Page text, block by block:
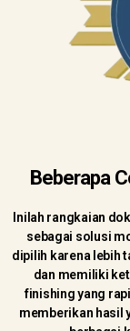
Beberapa
Inilah rangkaian
sebagai solusi
dipilih karena lebih
dan memiliki
finishing yang
memberikan hasil